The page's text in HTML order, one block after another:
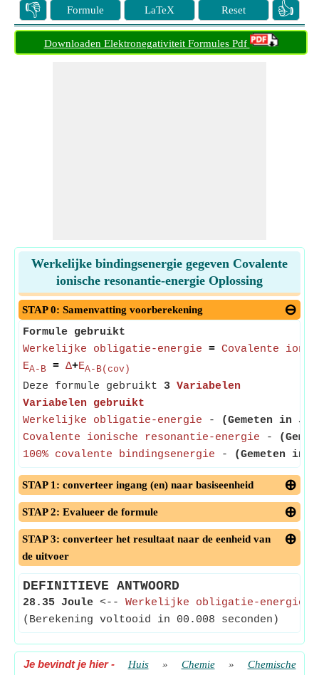
👎 Formule LaTeX Reset 👍
Downloaden Elektronegativiteit Formules Pdf
Werkelijke bindingsenergie gegeven Covalente
ionische resonantie-energie Oplossing
STAP 0: Samenvatting voorberekening
Formule gebruikt
Werkelijke obligatie-energie = Covalente
EA-B = Δ+EA-B(cov)
Deze formule gebruikt 3 Variabelen
Variabelen gebruikt
Werkelijke obligatie-energie -
(Gemeten in
Covalente ionische resonantie-energie -
100% covalente bindingsenergie - (Gemeten in
STAP 1: converteer ingang (en) naar basiseenheid
STAP 2: Evalueer de formule
STAP 3: converteer het resultaat naar de eenheid van
de uitvoer
DEFINITIEVE ANTWOORD
28.35 Joule <-- Werkelijke obligatie-energie
(Berekening voltooid in 00.008 seconden)
Je bevindt je hier- Huis » Chemie »
Chemische